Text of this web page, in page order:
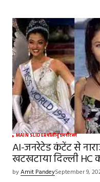
MAIN SLIDERबॉलीवुडमनोरंजन
AI-जनरेटेड कंटेंट से
खटखटाया दिल्ली HC
byAmit PandeySeptember 9,